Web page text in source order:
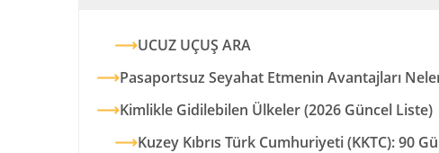
UCUZ UÇUŞ ARA
Pasaportsuz Seyahat Etmenin Avantajları
Kimlikle Gidilebilen Ülkeler (2026 Güncel Liste)
Kuzey Kıbrıs Türk Cumhuriyeti (KKTC): 90